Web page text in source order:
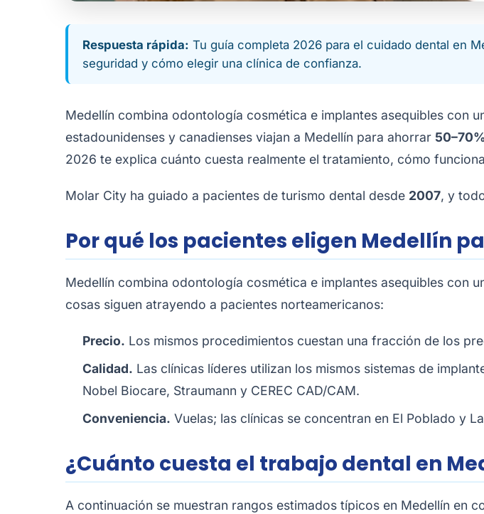
Respuesta rápida: Tu guía completa 2026 para el cuidado dental en
seguridad y cómo elegir una clínica de confianza.
Medellín combina odontología cosmética e implantes asequibles con
estadounidenses y canadienses viajan a Medellín para ahorrar
2026 te explica cuánto cuesta realmente el tratamiento, cómo
Molar City ha guiado a pacientes de turismo dental desde 2007, y
Por qué los pacientes eligen Medellín
Medellín combina odontología cosmética e implantes asequibles con
cosas siguen atrayendo a pacientes norteamericanos:
Precio. Los mismos procedimientos cuestan una fracción de los
Calidad. Las clínicas líderes utilizan los mismos sistemas de
Nobel Biocare, Straumann y CEREC CAD/CAM.
Conveniencia. Vuelas; las clínicas se concentran en El Poblado y
¿Cuánto cuesta el trabajo dental en
A continuación se muestran rangos estimados típicos en Medellín en